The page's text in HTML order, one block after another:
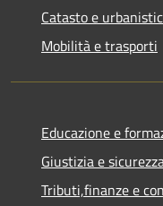
Catasto e
Mobilità e trasporti
Educazione e
Giustizia e
Tributi,finanze e